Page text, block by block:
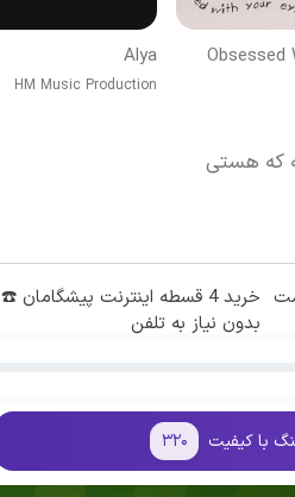
Obsessed
Alya
HM Music Production
که هستی
خرید 4 قسطه اینترنت پیشگامان ☎️
بدون نیاز به تلفن
با کیفیت ۳۲۰